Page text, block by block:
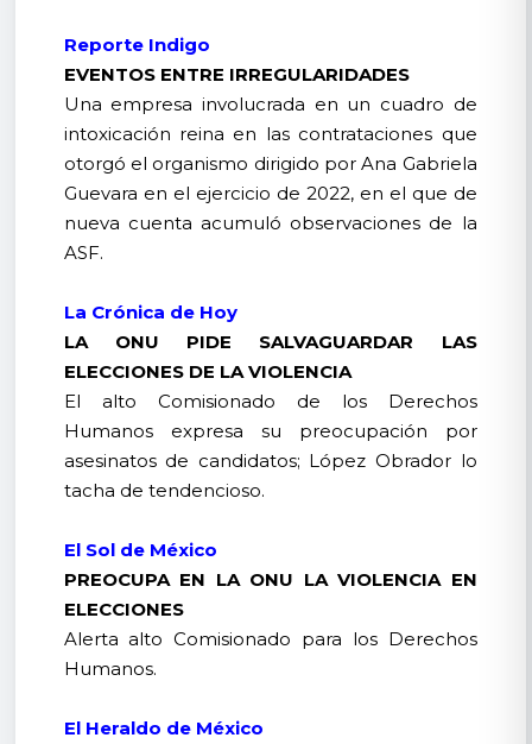
Reporte Indigo
EVENTOS ENTRE IRREGULARIDADES
Una empresa involucrada en un cuadro de
intoxicación reina en las contrataciones que
otorgó el organismo dirigido por Ana Gabriela
Guevara en el ejercicio de 2022, en el que de
nueva cuenta acumuló observaciones de la
ASF.
La Crónica de Hoy
LA ONU PIDE SALVAGUARDAR LAS
ELECCIONES DE LA VIOLENCIA
El alto Comisionado de los Derechos
Humanos expresa su preocupación por
asesinatos de candidatos; López Obrador lo
tacha de tendencioso.
El Sol de México
PREOCUPA EN LA ONU LA VIOLENCIA EN
ELECCIONES
Alerta alto Comisionado para los Derechos
Humanos.
El Heraldo de México